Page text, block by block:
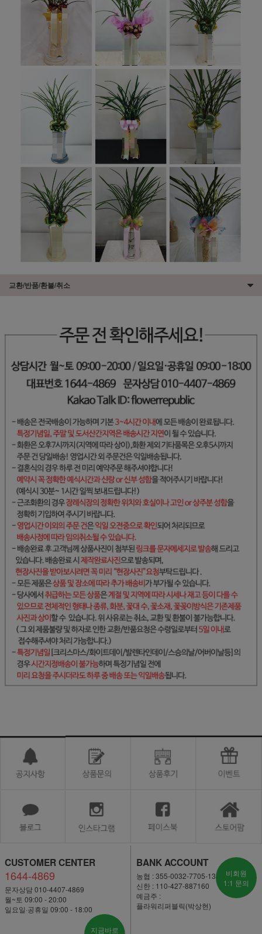
교환/반품/환불/취소
CUSTOMER CENTER
1644-4869
문자상담 010-4407-4869
월~토 09:00 - 20:00
일요일·공휴일 09:00 - 18:00
지금바로
BANK ACCOUNT
농협 : 355-0032-7705-13
신한 : 110-427-887160
예금주 :
플라워리퍼블릭(박상현)
비회원
1:1 문의